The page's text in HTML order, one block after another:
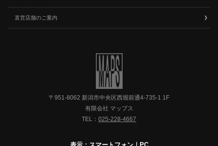
直営店舗のご案内
〒951-8062 新潟市中央区西堀前通4-735-1 1F
有限会社 マップス
TEL： 025-228-4667